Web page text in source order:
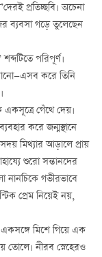
প্রতিচ্ছবি। অচেনা
ব্যবসা গড়ে তুলেছেন
পরিপূর্ণ।
করে তিনি
গেঁথে দেয়।
করে জন্মস্থানে
মিথ্যার আড়ালে প্রায়
শুরো সন্তানদের
নানচিকে গভীরভাবে
প্রেম নিয়েই নয়,
মিশে গিয়ে এক
তোলে। নীরব স্নেহেরও